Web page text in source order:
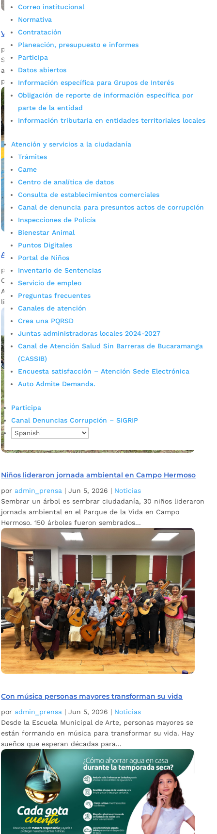
Correo institucional
Normativa
Contratación
Planeación, presupuesto e informes
Participa
Datos abiertos
Información específica para Grupos de Interés
Obligación de reporte de información específica por
parte de la entidad
Información tributaria en entidades territoriales locales
Atención y servicios a la ciudadanía
Trámites
Came
Centro de analítica de datos
Consulta de establecimientos comerciales
Canal de denuncia para presuntos actos de corrupción
Inspecciones de Policía
Bienestar Animal
Puntos Digitales
Portal de Niños
Inventario de Sentencias
Servicio de empleo
Preguntas frecuentes
Canales de atención
Crea una PQRSD
Juntas administradoras locales 2024-2027
Canal de Atención Salud Sin Barreras de Bucaramanga
(CASSIB)
Encuesta satisfacción – Atención Sede Electrónica
Auto Admite Demanda.
Participa
Canal Denuncias Corrupción – SIGRIP
Van más de 22 mil m2 de andenes construidos
por admin_prensa|Jun 6, 2026 |Noticias
Se han construido más de 22.000 metros cuadrados de
andenes construidos gracias a los presupuestos
participativos. Desde la Secretaría de...
Alcalde lideró jornada de intervención en Campo Madrid
por admin_prensa |Jun 5, 2026
Cristian Portilla lideró una nueva jornada de intervención de
Alcalde en mi Barrio en Campo Madrid, con pintura,
limpieza y arreglos locativos. La...
Niños lideraron jornada ambiental en Campo Hermoso
por admin_prensa |Jun 5, 2026 | Noticias
Sembrar un árbol es sembrar ciudadanía, 30 niños lideraron
jornada ambiental en el Parque de la Vida en Campo
Hermoso. 150 árboles fueron sembrados...
Con música personas mayores transforman su vida
por admin_prensa |Jun 5, 2026 | Noticias
Desde la Escuela Municipal de Arte, personas mayores se
están formando en música para transformar su vida. Hay
sueños que esperan décadas para...